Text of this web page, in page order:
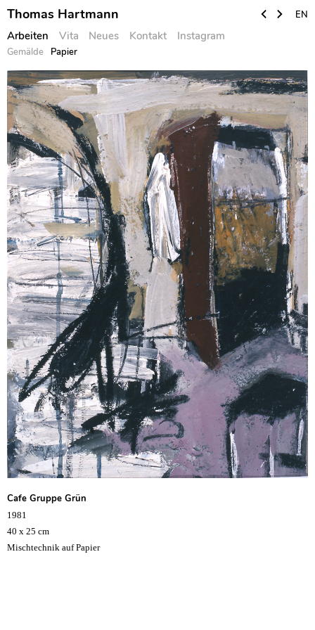
Skip
to
content
Thomas Hartmann
Arbeiten
Gemälde Papier
Vita Neues Kontakt Instagram
EN
Cafe Gruppe Grün
1981
40 x 25 cm
Mischtechnik auf Papier